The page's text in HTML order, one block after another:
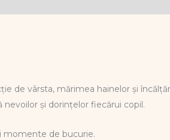
de vârsta, mărimea hainelor și
și dorințelor fiecărui copil.
momente de bucurie.